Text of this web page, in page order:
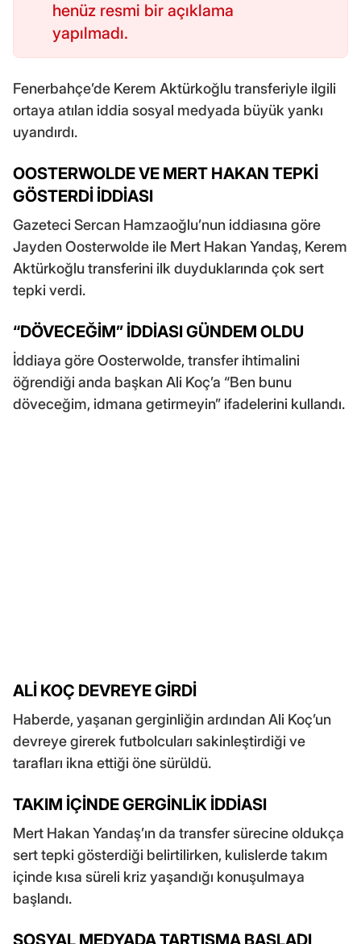
henüz resmi bir açıklama
yapılmadı.
Fenerbahçe’de Kerem Aktürkoğlu transferiyle ilgili
ortaya atılan iddia sosyal medyada büyük yankı
uyandırdı.
OOSTERWOLDE VE MERT HAKAN TEPKİ
GÖSTERDİ İDDİASI
Gazeteci Sercan Hamzaoğlu’nun iddiasına göre
Jayden Oosterwolde ile Mert Hakan Yandaş, Kerem
Aktürkoğlu transferini ilk duyduklarında çok sert
tepki verdi.
“DÖVECEĞİM” İDDİASI GÜNDEM OLDU
İddiaya göre Oosterwolde, transfer ihtimalini
öğrendiği anda başkan Ali Koç’a “Ben bunu
döveceğim, idmana getirmeyin” ifadelerini kullandı.
ALİ KOÇ DEVREYE GİRDİ
Haberde, yaşanan gerginliğin ardından Ali Koç’un
devreye girerek futbolcuları sakinleştirdiği ve
tarafları ikna ettiği öne sürüldü.
TAKIM İÇİNDE GERGİNLİK İDDİASI
Mert Hakan Yandaş’ın da transfer sürecine oldukça
sert tepki gösterdiği belirtilirken, kulislerde takım
içinde kısa süreli kriz yaşandığı konuşulmaya
başlandı.